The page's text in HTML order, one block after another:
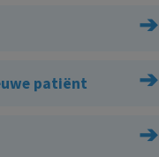
➔
patiënt ➔
➔